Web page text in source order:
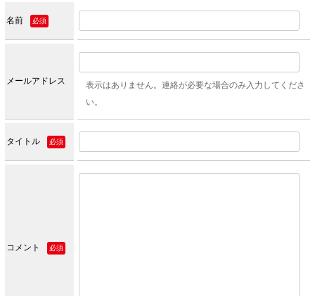
名前 必須
メールアドレス
表示はありません。連絡が必要な場合のみ入力してくださ
い。
タイトル 必須
コメント 必須